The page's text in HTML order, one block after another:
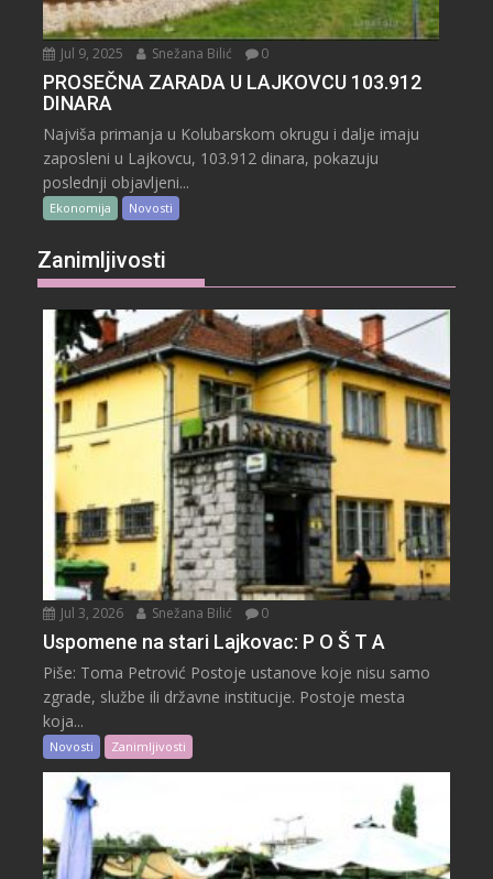
Jul 9, 2025 Snežana Bilić 0
PROSEČNA ZARADA U LAJKOVCU 103.912
DINARA
Najviša primanja u Kolubarskom okrugu i dalje imaju
zaposleni u Lajkovcu, 103.912 dinara, pokazuju
poslednji objavljeni...
Ekonomija Novosti
Zanimljivosti
Jul 3, 2026 Snežana Bilić 0
Uspomene na stari Lajkovac: P O Š T A
Piše: Toma Petrović Postoje ustanove koje nisu samo
zgrade, službe ili državne institucije. Postoje mesta
koja...
Novosti Zanimljivosti